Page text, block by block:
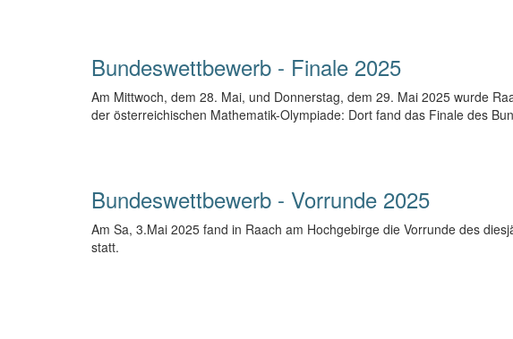
Bundeswettbewerb - Finale 2025
Am Mittwoch, dem 28. Mai, und Donnerstag, dem 29. Mai 2025 wurde
der österreichischen Mathematik-Olympiade: Dort fand das Finale des
Bundeswettbewerb - Vorrunde 2025
Am Sa, 3.Mai 2025 fand in Raach am Hochgebirge die Vorrunde des
statt.